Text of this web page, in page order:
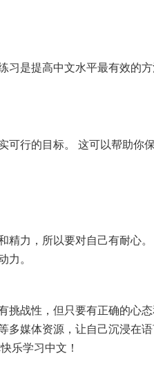
习是提高中文水平最有效的
可行的目标。 这可以帮助你
精力，所以要对自己有耐心
。
挑战性，但只要有正确的心
多媒体资源，让自己沉浸在
乐学习中文！